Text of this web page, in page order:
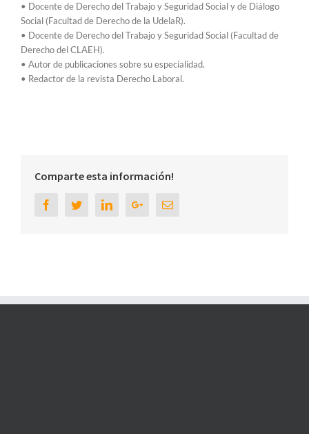
• Docente de Derecho del Trabajo y Seguridad Social y de Diálogo
Social (Facultad de Derecho de la UdelaR).
• Docente de Derecho del Trabajo y Seguridad Social (Facultad de
Derecho del CLAEH).
• Autor de publicaciones sobre su especialidad.
• Redactor de la revista Derecho Laboral.
Comparte esta información!
FacebookTwitterLinkedinGoogle+Email